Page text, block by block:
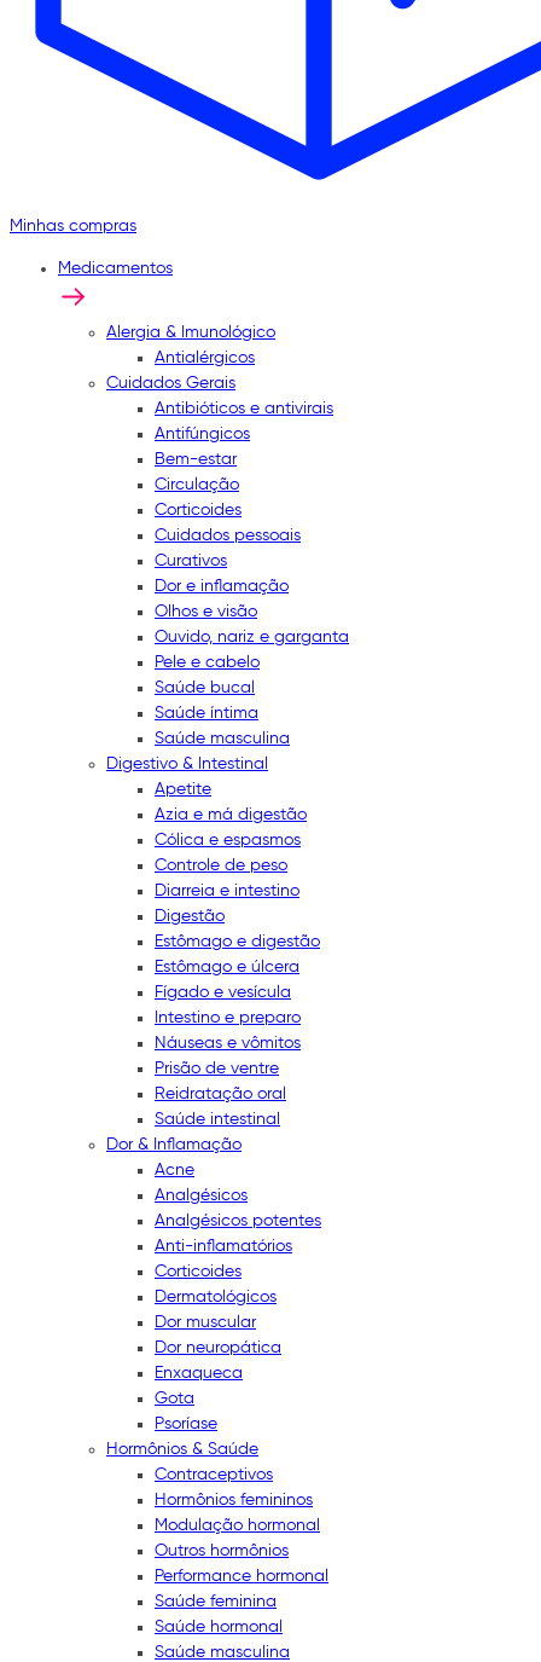
Minhas compras
Medicamentos
Alergia & Imunológico
Antialérgicos
Cuidados Gerais
Antibióticos e antivirais
Antifúngicos
Bem-estar
Circulação
Corticoides
Cuidados pessoais
Curativos
Dor e inflamação
Olhos e visão
Ouvido, nariz e garganta
Pele e cabelo
Saúde bucal
Saúde íntima
Saúde masculina
Digestivo & Intestinal
Apetite
Azia e má digestão
Cólica e espasmos
Controle de peso
Diarreia e intestino
Digestão
Estômago e digestão
Estômago e úlcera
Fígado e vesícula
Intestino e preparo
Náuseas e vômitos
Prisão de ventre
Reidratação oral
Saúde intestinal
Dor & Inflamação
Acne
Analgésicos
Analgésicos potentes
Anti-inflamatórios
Corticoides
Dermatológicos
Dor muscular
Dor neuropática
Enxaqueca
Gota
Psoríase
Hormônios & Saúde
Contraceptivos
Hormônios femininos
Modulação hormonal
Outros hormônios
Performance hormonal
Saúde feminina
Saúde hormonal
Saúde masculina